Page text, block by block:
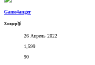
Game4anger
Холдер🥉
26 Апрель 2022
1,599
90